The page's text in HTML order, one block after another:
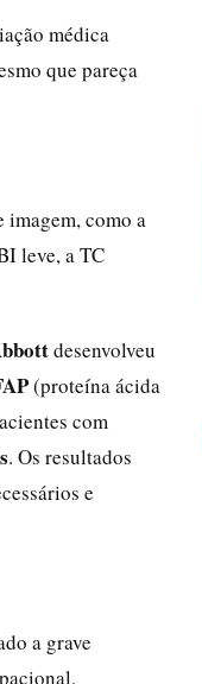
médica
que pareça
como a
leve, a TC
desenvolveu
(proteína ácida
com
. Os resultados
e
a grave